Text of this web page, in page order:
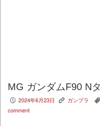
MG ガンダムF90 N
P 2024年6月23日 K ガンプラ ,
comment